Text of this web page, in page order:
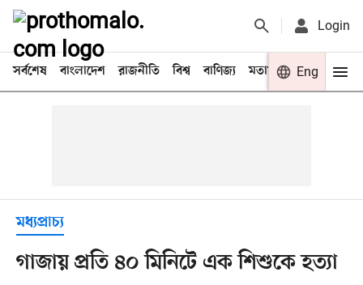
Login
সর্বশেষ বাংলাদেশ রাজনীতি বিশ্ব বাণিজ্য মতামত খেলা
Eng
মধ্যপ্রাচ্য
গাজায় প্রতি ৪০ মিনিটে এক শিশুকে হত্যা